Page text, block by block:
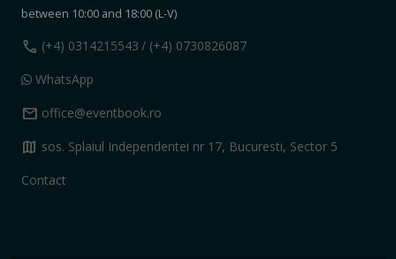
between 10:00 and 18:00 (L-V)
call (+4) 0314215543 / (+4) 0730826087
WhatsApp
mail office@eventbook.ro
map sos. Splaiul Independentei nr 17, Bucuresti, Sector 5
Contact